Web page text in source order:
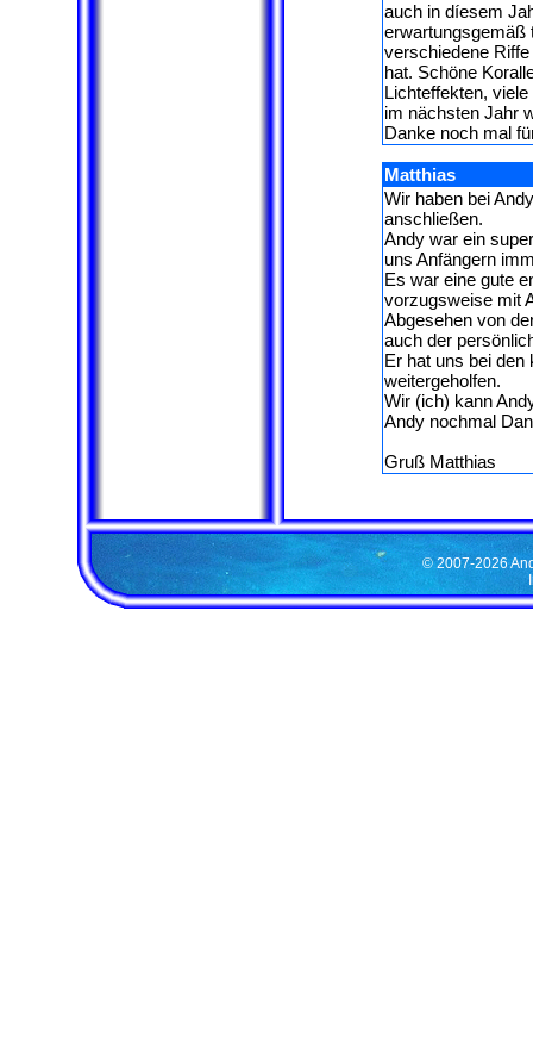
auch in díesem
erwartungsgemäß
verschiedene
hat. Schöne
Lichteffekten,
im nächsten Jahr
Danke noch mal
Matthias
Wir haben bei
anschließen.
Andy war ein
uns Anfängern
Es war eine gute
vorzugsweise mit
Abgesehen von
auch der
Er hat uns bei
weitergeholfen.
Wir (ich) kann
Andy nochmal
Gruß Matthias
© 2007-2026